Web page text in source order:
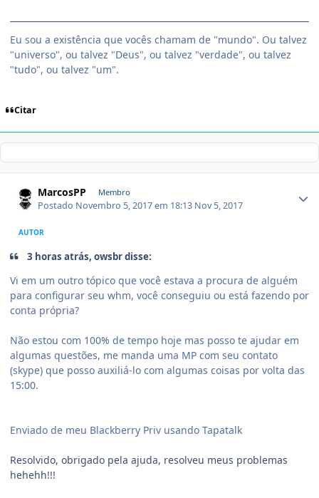
Eu sou a existência que vocês chamam de "mundo". Ou talvez
"universo", ou talvez "Deus", ou talvez "verdade", ou talvez
"tudo", ou talvez "um".
Citar
MarcosPP Membro
Postado Novembro 5, 2017 em 18:13 Nov 5, 2017
AUTOR
3 horas atrás, owsbr disse:
Vi em um outro tópico que você estava a procura de alguém
para configurar seu whm, você conseguiu ou está fazendo por
conta própria?
Não estou com 100% de tempo hoje mas posso te ajudar em
algumas questões, me manda uma MP com seu contato
(skype) que posso auxiliá-lo com algumas coisas por volta das
15:00.
Enviado de meu Blackberry Priv usando Tapatalk
Resolvido, obrigado pela ajuda, resolveu meus problemas
hehehh!!!